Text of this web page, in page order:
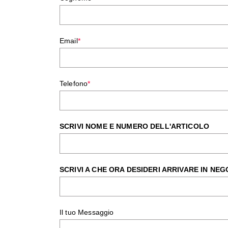
Email*
Telefono*
SCRIVI NOME E NUMERO DELL'ARTICOLO
SCRIVI A CHE ORA DESIDERI ARRIVARE IN
Il tuo Messaggio